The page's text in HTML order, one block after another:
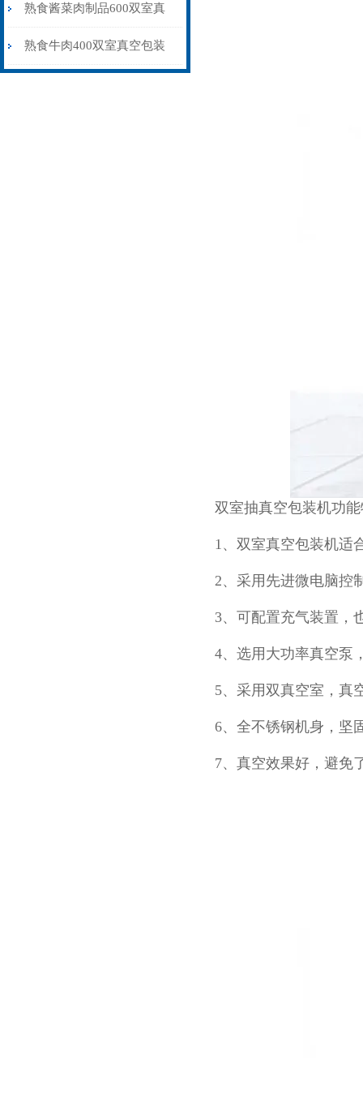
包装机抽气保鲜封口
熟食酱菜肉制品600双室真
空包装机不锈钢材质
熟食牛肉400双室真空包装
双室抽真空包装机功
1、双室真空包装机适
2、采用先进微电脑控
3、可配置充气装置，
4、选用大功率真空泵
5、采用双真空室，真
6、全不锈钢机身，坚
7、真空效果好，避免